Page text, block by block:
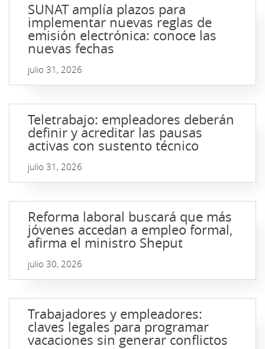
SUNAT amplía plazos para
implementar nuevas reglas de
emisión electrónica: conoce las
nuevas fechas
julio 31, 2026
Teletrabajo: empleadores deberán
definir y acreditar las pausas
activas con sustento técnico
julio 31, 2026
Reforma laboral buscará que más
jóvenes accedan a empleo formal,
afirma el ministro Sheput
julio 30, 2026
Trabajadores y empleadores:
claves legales para programar
vacaciones sin generar conflictos